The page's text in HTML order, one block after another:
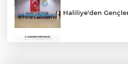
Haliliye'den